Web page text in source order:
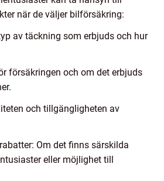
när de väljer bilförsäkring:
av täckning som erbjuds och hur
försäkringen och om det erbjuds
och tillgängligheten av
Om det finns särskilda
eller möjlighet till